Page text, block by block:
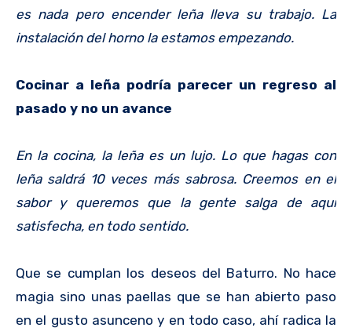
es nada pero encender leña lleva su trabajo. La
instalación del horno la estamos empezando.
Cocinar a leña podría parecer un regreso al
pasado y no un avance
En la cocina, la leña es un lujo. Lo que hagas con
leña saldrá 10 veces más sabrosa. Creemos en el
sabor y queremos que la gente salga de aquí
satisfecha, en todo sentido.
Que se cumplan los deseos del Baturro. No hace
magia sino unas paellas que se han abierto paso
en el gusto asunceno y en todo caso, ahí radica la